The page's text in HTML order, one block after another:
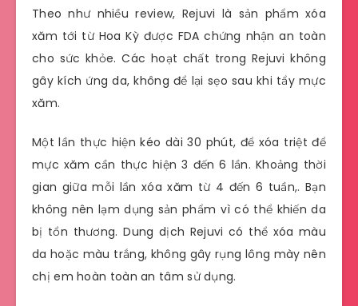
Theo như nhiều review, Rejuvi là sản phẩm xóa
xăm tới từ Hoa Kỳ được FDA chứng nhận an toàn
cho sức khỏe. Các hoạt chất trong Rejuvi không
gây kích ứng da, không để lại sẹo sau khi tẩy mực
xăm.
Một lần thực hiện kéo dài 30 phút, để xóa triệt để
mực xăm cần thực hiện 3 đến 6 lần. Khoảng thời
gian giữa mỗi lần xóa xăm từ 4 đến 6 tuần,. Bạn
không nên lạm dụng sản phẩm vì có thể khiến da
bị tổn thương. Dung dịch Rejuvi có thể xóa màu
da hoặc màu trắng, không gây rụng lông mày nên
chị em hoàn toàn an tâm sử dụng.